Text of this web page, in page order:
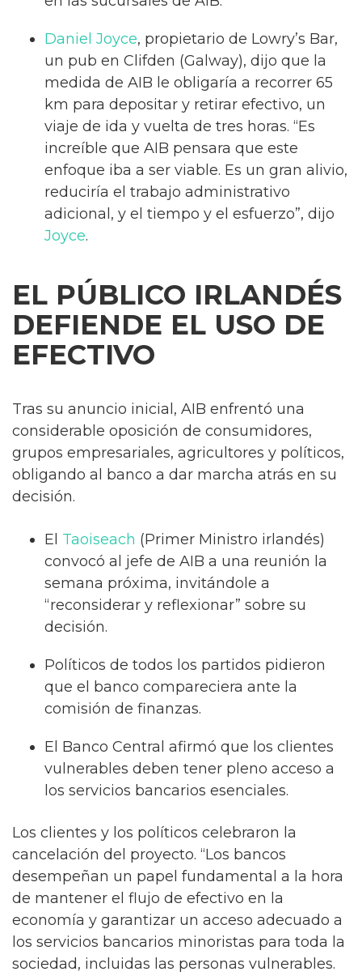
Daniel Joyce, propietario de Lowry’s Bar,
un pub en Clifden (Galway), dijo que la
medida de AIB le obligaría a recorrer 65
km para depositar y retirar efectivo, un
viaje de ida y vuelta de tres horas. “Es
increíble que AIB pensara que este
enfoque iba a ser viable. Es un gran alivio,
reduciría el trabajo administrativo
adicional, y el tiempo y el esfuerzo”, dijo
Joyce.
EL PÚBLICO IRLANDÉS
DEFIENDE EL USO DE
EFECTIVO
Tras su anuncio inicial, AIB enfrentó una
considerable oposición de consumidores,
grupos empresariales, agricultores y políticos,
obligando al banco a dar marcha atrás en su
decisión.
El Taoiseach (Primer Ministro irlandés)
convocó al jefe de AIB a una reunión la
semana próxima, invitándole a
“reconsiderar y reflexionar” sobre su
decisión.
Políticos de todos los partidos pidieron
que el banco compareciera ante la
comisión de finanzas.
El Banco Central afirmó que los clientes
vulnerables deben tener pleno acceso a
los servicios bancarios esenciales.
Los clientes y los políticos celebraron la
cancelación del proyecto. “Los bancos
desempeñan un papel fundamental a la hora
de mantener el flujo de efectivo en la
economía y garantizar un acceso adecuado a
los servicios bancarios minoristas para toda la
sociedad, incluidas las personas vulnerables.